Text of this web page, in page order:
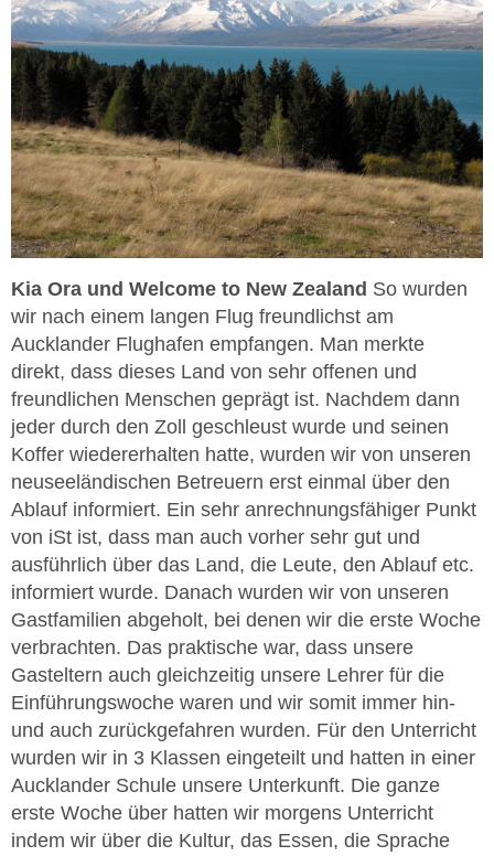
Kia Ora und Welcome to New Zealand So wurden
wir nach einem langen Flug freundlichst am
Aucklander Flughafen empfangen. Man merkte
direkt, dass dieses Land von sehr offenen und
freundlichen Menschen geprägt ist. Nachdem dann
jeder durch den Zoll geschleust wurde und seinen
Koffer wiedererhalten hatte, wurden wir von unseren
neuseeländischen Betreuern erst einmal über den
Ablauf informiert. Ein sehr anrechnungsfähiger Punkt
von iSt ist, dass man auch vorher sehr gut und
ausführlich über das Land, die Leute, den Ablauf etc.
informiert wurde. Danach wurden wir von unseren
Gastfamilien abgeholt, bei denen wir die erste Woche
verbrachten. Das praktische war, dass unsere
Gasteltern auch gleichzeitig unsere Lehrer für die
Einführungswoche waren und wir somit immer hin-
und auch zurückgefahren wurden. Für den Unterricht
wurden wir in 3 Klassen eingeteilt und hatten in einer
Aucklander Schule unsere Unterkunft. Die ganze
erste Woche über hatten wir morgens Unterricht
indem wir über die Kultur, das Essen, die Sprache